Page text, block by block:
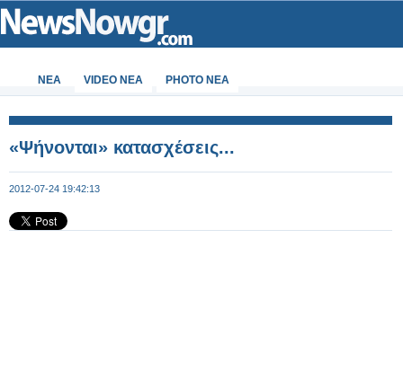
ΝΕΑ VIDEO NEA PHOTO NEA
«Ψήνονται» κατασχέσεις...
2012-07-24 19:42:13